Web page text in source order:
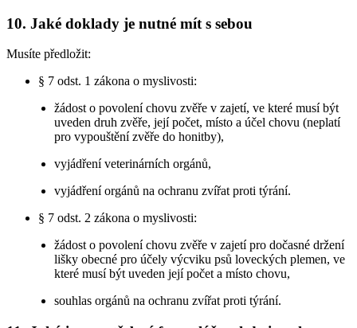
10. Jaké doklady je nutné mít s sebou
Musíte předložit:
§ 7 odst. 1 zákona o myslivosti:
žádost o povolení chovu zvěře v zajetí, ve které musí být
uveden druh zvěře, její počet, místo a účel chovu (neplatí
pro vypouštění zvěře do honitby),
vyjádření veterinárních orgánů,
vyjádření orgánů na ochranu zvířat proti týrání.
§ 7 odst. 2 zákona o myslivosti:
žádost o povolení chovu zvěře v zajetí pro dočasné držení
lišky obecné pro účely výcviku psů loveckých plemen, ve
které musí být uveden její počet a místo chovu,
souhlas orgánů na ochranu zvířat proti týrání.